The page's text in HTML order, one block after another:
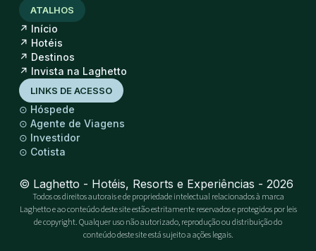
ATALHOS
↗ Início
↗ Hotéis
↗ Destinos
↗ Invista na Laghetto
LINKS DE ACESSO
⊙ Hóspede
⊙ Agente de Viagens
⊙ Investidor
⊙ Cotista
© Laghetto - Hotéis, Resorts e Experiências - 2026
Todos os direitos autorais e de propriedade intelectual relacionados à marca
Laghetto e ao conteúdo deste site estão estritamente reservados e protegidos por leis
de copyright. Qualquer uso não autorizado, reprodução ou distribuição do
conteúdo deste site está sujeito a ações legais.